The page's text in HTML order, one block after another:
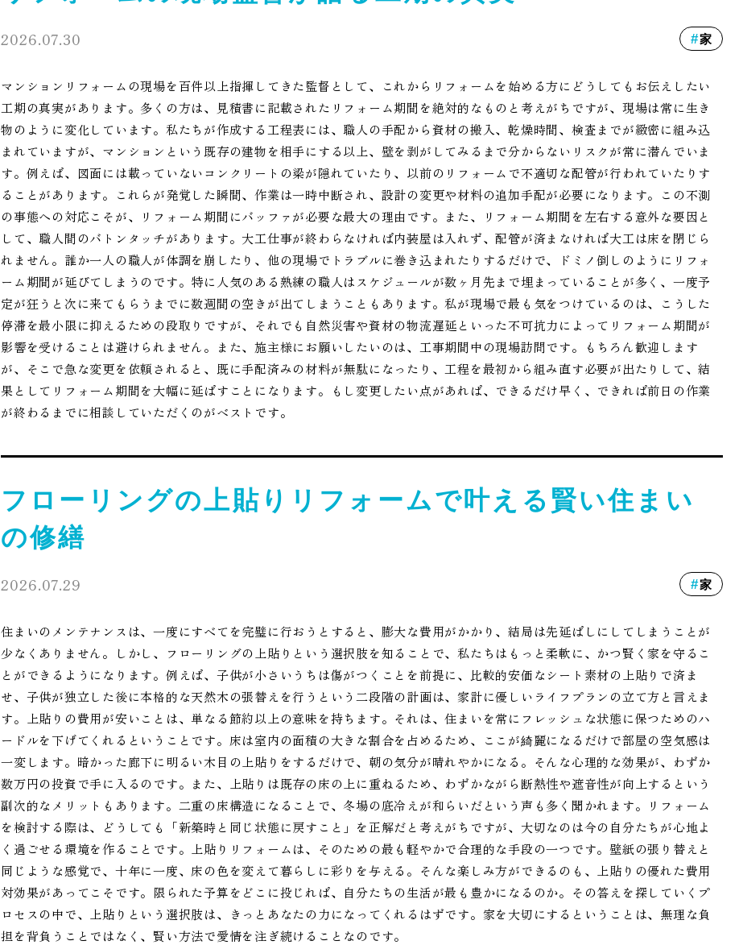
2026.07.30 家
マンションリフォームの現場を百件以上指揮してきた監督として、これからリフォームを始める方にどうしてもお伝えしたい
工期の真実があります。多くの方は、見積書に記載されたリフォーム期間を絶対的なものと考えがちですが、現場は常に生き
物のように変化しています。私たちが作成する工程表には、職人の手配から資材の搬入、乾燥時間、検査までが緻密に組み込
まれていますが、マンションという既存の建物を相手にする以上、壁を剥がしてみるまで分からないリスクが常に潜んでいま
す。例えば、図面には載っていないコンクリートの梁が隠れていたり、以前のリフォームで不適切な配管が行われていたりす
ることがあります。これらが発覚した瞬間、作業は一時中断され、設計の変更や材料の追加手配が必要になります。この不測
の事態への対応こそが、リフォーム期間にバッファが必要な最大の理由です。また、リフォーム期間を左右する意外な要因と
して、職人間のバトンタッチがあります。大工仕事が終わらなければ内装屋は入れず、配管が済まなければ大工は床を閉じら
れません。誰か一人の職人が体調を崩したり、他の現場でトラブルに巻き込まれたりするだけで、ドミノ倒しのようにリフォ
ーム期間が延びてしまうのです。特に人気のある熟練の職人はスケジュールが数ヶ月先まで埋まっていることが多く、一度予
定が狂うと次に来てもらうまでに数週間の空きが出てしまうこともあります。私が現場で最も気をつけているのは、こうした
停滞を最小限に抑えるための段取りですが、それでも自然災害や資材の物流遅延といった不可抗力によってリフォーム期間が
影響を受けることは避けられません。また、施主様にお願いしたいのは、工事期間中の現場訪問です。もちろん歓迎します
が、そこで急な変更を依頼されると、既に手配済みの材料が無駄になったり、工程を最初から組み直す必要が出たりして、結
果としてリフォーム期間を大幅に延ばすことになります。もし変更したい点があれば、できるだけ早く、できれば前日の作業
が終わるまでに相談していただくのがベストです。
フローリングの上貼りリフォームで叶える賢い住まい
の修繕
2026.07.29 家
住まいのメンテナンスは、一度にすべてを完璧に行おうとすると、膨大な費用がかかり、結局は先延ばしにしてしまうことが
少なくありません。しかし、フローリングの上貼りという選択肢を知ることで、私たちはもっと柔軟に、かつ賢く家を守るこ
とができるようになります。例えば、子供が小さいうちは傷がつくことを前提に、比較的安価なシート素材の上貼りで済ま
せ、子供が独立した後に本格的な天然木の張替えを行うという二段階の計画は、家計に優しいライフプランの立て方と言えま
す。上貼りの費用が安いことは、単なる節約以上の意味を持ちます。それは、住まいを常にフレッシュな状態に保つためのハ
ードルを下げてくれるということです。床は室内の面積の大きな割合を占めるため、ここが綺麗になるだけで部屋の空気感は
一変します。暗かった廊下に明るい木目の上貼りをするだけで、朝の気分が晴れやかになる。そんな心理的な効果が、わずか
数万円の投資で手に入るのです。また、上貼りは既存の床の上に重ねるため、わずかながら断熱性や遮音性が向上するという
副次的なメリットもあります。二重の床構造になることで、冬場の底冷えが和らいだという声も多く聞かれます。リフォーム
を検討する際は、どうしても「新築時と同じ状態に戻すこと」を正解だと考えがちですが、大切なのは今の自分たちが心地よ
く過ごせる環境を作ることです。上貼りリフォームは、そのための最も軽やかで合理的な手段の一つです。壁紙の張り替えと
同じような感覚で、十年に一度、床の色を変えて暮らしに彩りを与える。そんな楽しみ方ができるのも、上貼りの優れた費用
対効果があってこそです。限られた予算をどこに投じれば、自分たちの生活が最も豊かになるのか。その答えを探していくプ
ロセスの中で、上貼りという選択肢は、きっとあなたの力になってくれるはずです。家を大切にするということは、無理な負
担を背負うことではなく、賢い方法で愛情を注ぎ続けることなのです。